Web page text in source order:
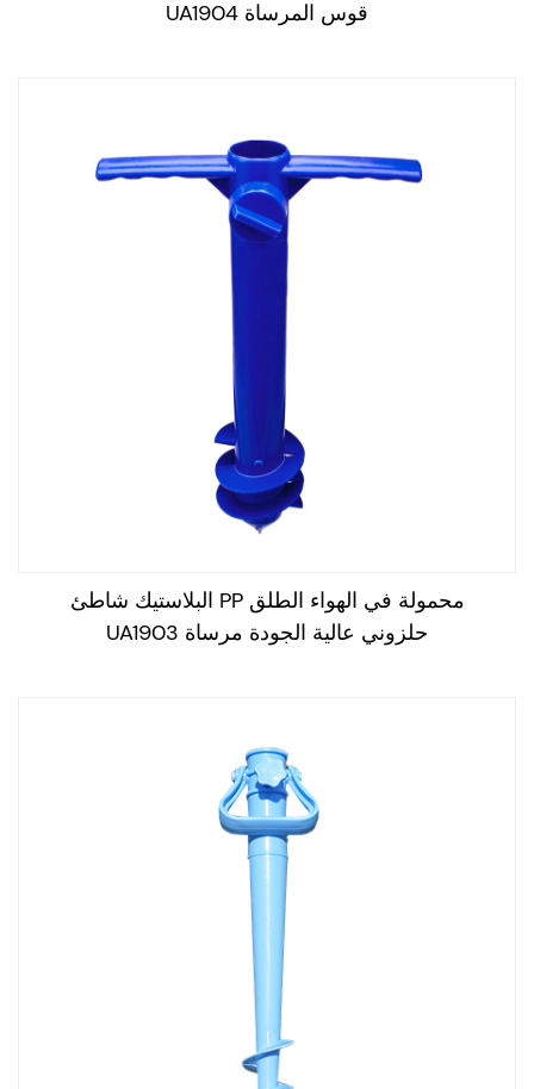
قوس المرساة UA1904
محمولة في الهواء الطلق PP البلاستيك شاطئ
حلزوني عالية الجودة مرساة UA1903